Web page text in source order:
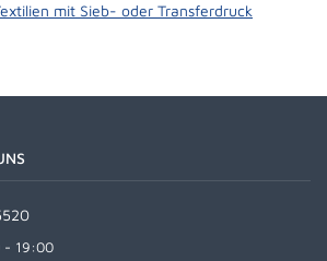
mit Sieb- oder Transferdruck
- 19:00